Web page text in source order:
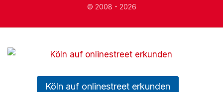
© 2008 - 2026
Köln auf onlinestreet erkunden